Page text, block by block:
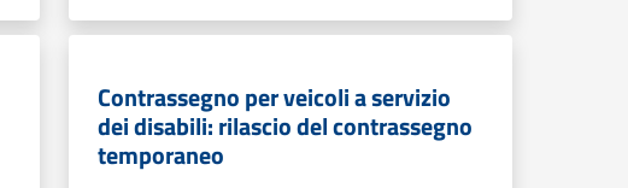
Contrassegno per veicoli a servizio
dei disabili: rilascio del contrassegno
temporaneo